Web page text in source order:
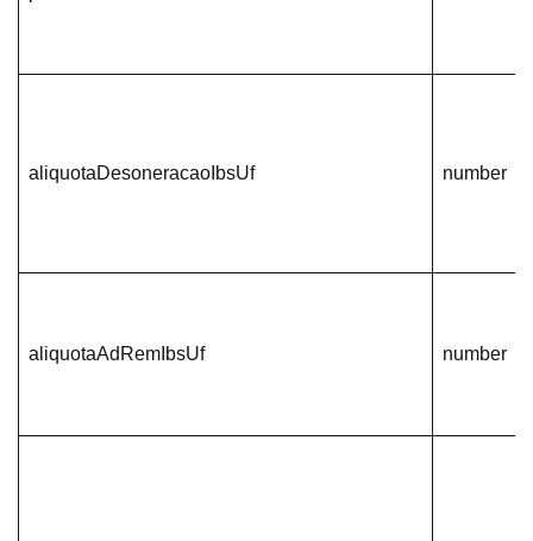
aliquotaDesoneracaoIbsUf number
aliquotaAdRemIbsUf number